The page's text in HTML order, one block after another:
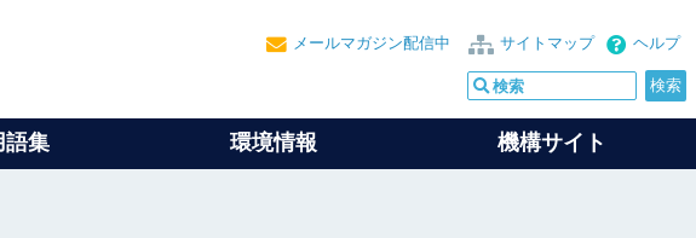
ヘルプ
サイトマップ
メールマガジン配信中
語集 環境情報 機構サイト